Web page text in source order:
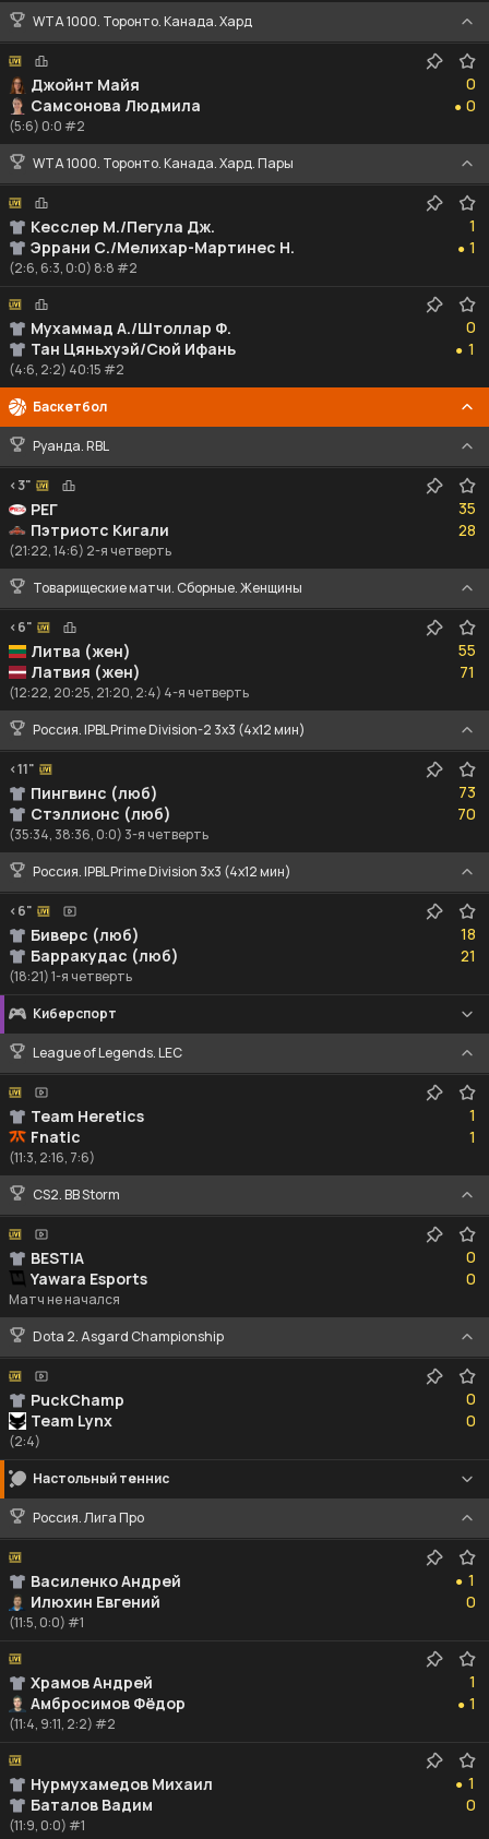
WTA 1000. Торонто. Канада. Хард
Джойнт Майя
Самсонова Людмила
0
0
●
0
0
(5:6) 0:0 #2
WTA 1000. Торонто. Канада. Хард. Пары
Кесслер М./Пегула Дж.
Эррани С./Мелихар-Мартинес Н.
1
1
●
1
1
(2:6, 6:3, 0:0) 8:8 #2
Мухаммад А./Штоллар Ф.
Тан Цяньхуэй/Сюй Ифань
0
0
●
1
1
(4:6, 2:2) 40:15 #2
Баскетбол
Руанда. RBL
<3"
РЕГ
Пэтриотс Кигали
35
35
28
28
(21:22, 14:6) 2-я четверть
Товарищеские матчи. Сборные. Женщины
<6"
Литва (жен)
Латвия (жен)
55
55
71
71
(12:22, 20:25, 21:20, 2:4) 4-я четверть
Россия. IPBL Prime Division-2 3x3 (4x12 мин)
<11"
Пингвинс (люб)
Стэллионс (люб)
73
73
70
70
(35:34, 38:36, 0:0) 3-я четверть
Россия. IPBL Prime Division 3x3 (4x12 мин)
<6"
Биверс (люб)
Барракудас (люб)
18
18
21
21
(18:21) 1-я четверть
Киберспорт
League of Legends. LEC
Team Heretics
Fnatic
1
11
1
(11:3, 2:16, 7:6)
CS2. BB Storm
BESTIA
Yawara Esports
0
0
0
0
Матч не начался
Dota 2. Asgard Championship
PuckChamp
Team Lynx
0
0
0
0
(2:4)
Настольный теннис
Россия. Лига Про
Василенко Андрей
Илюхин Евгений
●
1
10
0
(11:5, 0:0) #1
Храмов Андрей
Амбросимов Фёдор
1
1
●
1
1
(11:4, 9:11, 2:2) #2
Нурмухамедов Михаил
Баталов Вадим
●
1
10
0
(11:9, 0:0) #1